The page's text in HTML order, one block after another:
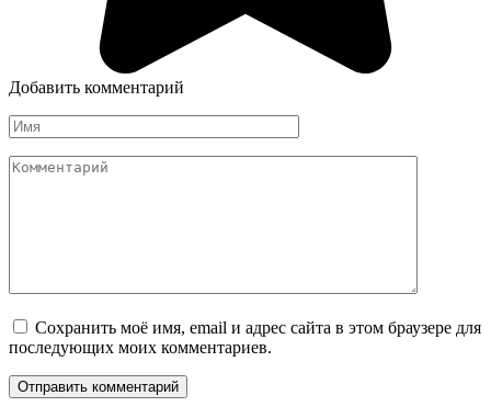
Добавить комментарий
Имя
Комментарий
Сохранить моё имя, email и адрес сайта в этом браузере для
последующих моих комментариев.